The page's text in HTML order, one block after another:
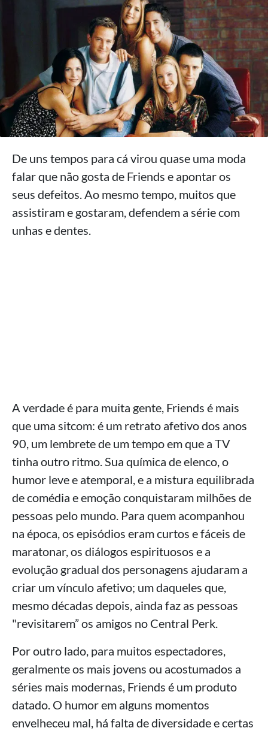
De uns tempos para cá virou quase uma moda
falar que não gosta de Friends e apontar os
seus defeitos. Ao mesmo tempo, muitos que
assistiram e gostaram, defendem a série com
unhas e dentes.
A verdade é para muita gente, Friends é mais
que uma sitcom: é um retrato afetivo dos anos
90, um lembrete de um tempo em que a TV
tinha outro ritmo. Sua química de elenco, o
humor leve e atemporal, e a mistura equilibrada
de comédia e emoção conquistaram milhões de
pessoas pelo mundo. Para quem acompanhou
na época, os episódios eram curtos e fáceis de
maratonar, os diálogos espirituosos e a
evolução gradual dos personagens ajudaram a
criar um vínculo afetivo; um daqueles que,
mesmo décadas depois, ainda faz as pessoas
"revisitarem” os amigos no Central Perk.
Por outro lado, para muitos espectadores,
geralmente os mais jovens ou acostumados a
séries mais modernas, Friends é um produto
datado. O humor em alguns momentos
envelheceu mal, há falta de diversidade e certas